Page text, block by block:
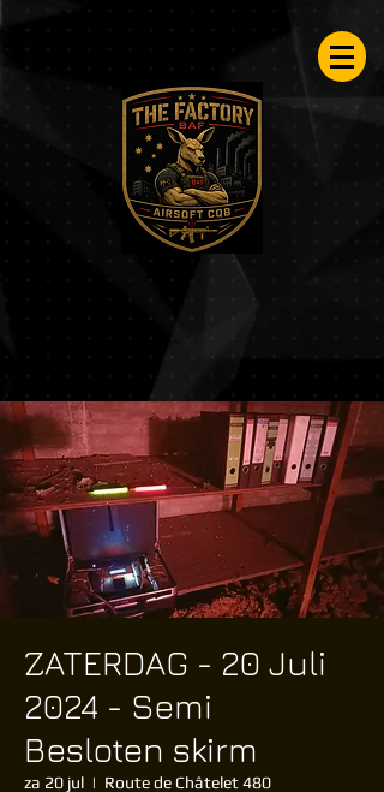
ZATERDAG - 20 Juli
2024 - Semi
Besloten skirm
za 20 jul
  |
Route de Châtelet 480